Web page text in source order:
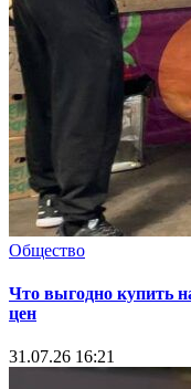
Общество
Что выгодно купить
цен
31.07.26 16:21